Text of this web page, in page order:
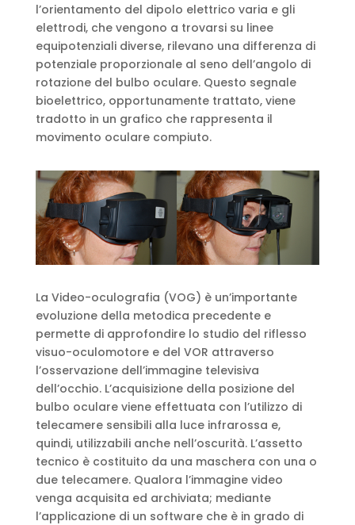
l’orientamento del dipolo elettrico varia e gli
elettrodi, che vengono a trovarsi su linee
equipotenziali diverse, rilevano una differenza di
potenziale proporzionale al seno dell’angolo di
rotazione del bulbo oculare. Questo segnale
bioelettrico, opportunamente trattato, viene
tradotto in un grafico che rappresenta il
movimento oculare compiuto.
La Video-oculografia (VOG) è un’importante
evoluzione della metodica precedente e
permette di approfondire lo studio del riflesso
visuo-oculomotore e del VOR attraverso
l’osservazione dell’immagine televisiva
dell’occhio. L’acquisizione della posizione del
bulbo oculare viene effettuata con l’utilizzo di
telecamere sensibili alla luce infrarossa e,
quindi, utilizzabili anche nell’oscurità. L’assetto
tecnico è costituito da una maschera con una o
due telecamere. Qualora l’immagine video
venga acquisita ed archiviata; mediante
l’applicazione di un software che è in grado di